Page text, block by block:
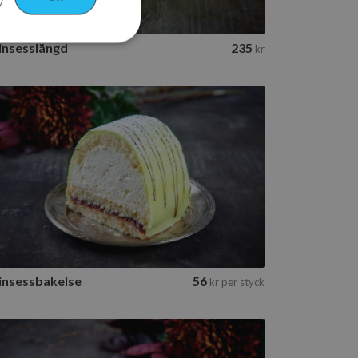
235 kr
Prinsessbakelse
Se info
56 kr per styck
kan inte
sessions-ID
för
på webbplatsen,
ihåg val och
formulär fungerar
Den innehåller
används inte för
Cookie-
komma ihåg
cookie. Det är